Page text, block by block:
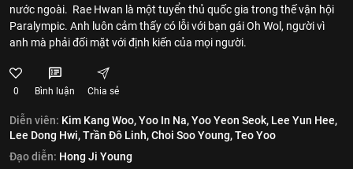
nước ngoài. Rae Hwan là một tuyển thủ quốc gia trong thế vận hội
Paralympic. Anh luôn cảm thấy có lỗi với bạn gái Oh Wol, người vì
anh mà phải đối mặt với định kiến ​​của mọi người.
0 Bình luận Chia sẻ
Diễn viên: Kim Kang Woo,Yoo In Na,Yoo Yeon Seok, Lee Yun Hee,
Lee Dong Hwi,Trần Đô Linh,Choi Soo Young,Teo Yoo
Đạo diễn: Hong Ji Young